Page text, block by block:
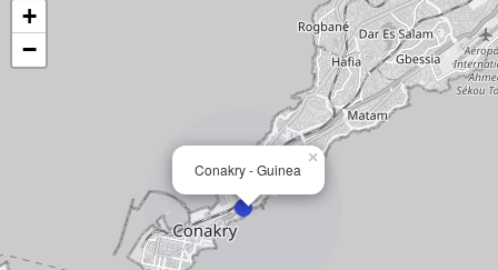
Conakry - Guinea
×
+
−